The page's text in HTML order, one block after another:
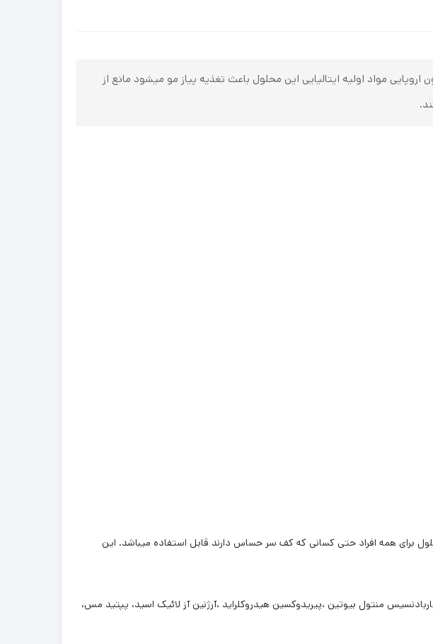
مواد اولیه ایتالیایی این محلول باعث تغذیه پیاز مو میشود مانع از
برای همه افراد حتی کسانی که کف سر حساس دارند قابل استفاده میباشد. این
منتول بیوتین ،پیریدوکسین هیدروکلراید ،آرژنین آز لائیک اسید، پپتید مس،